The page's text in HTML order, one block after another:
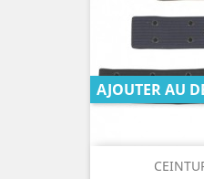
AJOUTER AU